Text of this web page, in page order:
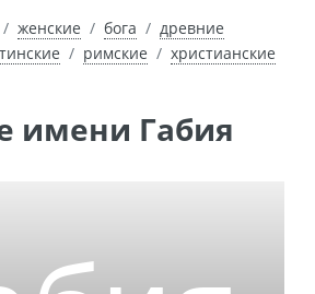
женские бога
древние
римские
христианские
имени Габия